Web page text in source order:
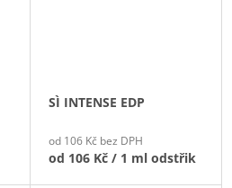
SÌ INTENSE EDP
od 106 Kč bez DPH
od 106 Kč / 1 ml odstřik